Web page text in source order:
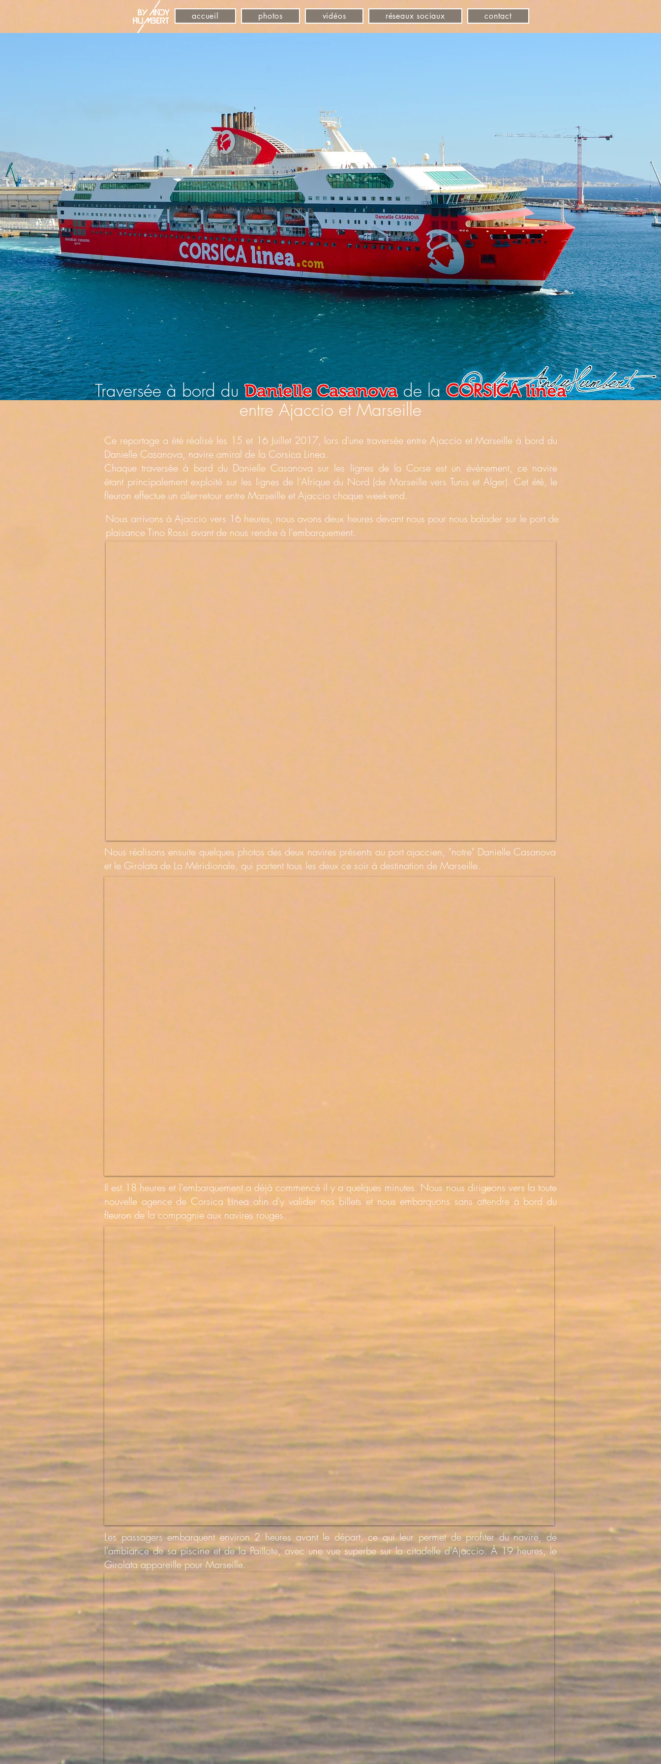
accueil photos vidéos réseaux sociaux contact
Traversée à bord du Danielle Casanovade laCORSICA linea
entre Ajaccio et Marseille
Ce reportage a été réalisé les 15 et 16 Juillet 2017, lors d'une traversée entre Ajaccio et Marseille à bord du
Danielle Casanova, navire amiral de la Corsica Linea.
Chaque traversée à bord du Danielle Casanova sur les lignes de la Corse est un évènement, ce navire
étant principalement exploité sur les lignes de l'Afrique du Nord (de Marseille vers Tunis et Alger). Cet été, le
fleuron effectue un aller-retour entre Marseille et Ajaccio chaque week-end.
Nous arrivons à Ajaccio vers 16 heures, nous avons deux heures devant nous pour nous balader sur le port de
plaisance Tino Rossi avant de nous rendre à l'embarquement.
Nous réalisons ensuite quelques photos des deux navires présents au port ajaccien, "notre" Danielle Casanova
et le Girolata de La Méridionale, qui partent tous les deux ce soir à destination de Marseille.
Il est 18 heures et l'embarquement a déjà commencé il y a quelques minutes. Nous nous dirigeons vers la toute
nouvelle agence de Corsica Linea afin d'y valider nos billets et nous embarquons sans attendre à bord du
fleuron de la compagnie aux navires rouges.
Les passagers embarquent environ 2 heures avant le départ, ce qui leur permet de profiter du navire, de
l'ambiance de sa piscine et de la Paillote, avec une vue superbe sur la citadelle d'Ajaccio. À 19 heures, le
Girolata appareille pour Marseille.